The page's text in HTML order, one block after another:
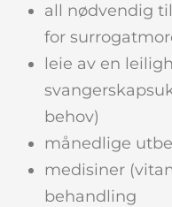
all nødvendig
for
leie av en
behov)
månedlige
medisiner
behandling